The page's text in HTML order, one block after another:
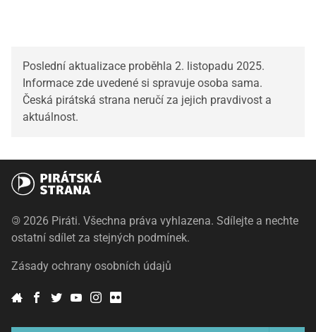
Poslední aktualizace proběhla 2. listopadu 2025.
Informace zde uvedené si spravuje osoba sama.
Česká pirátská strana neručí za jejich pravdivost a
aktuálnost.
© 2026 Piráti. Všechna práva vyhlazena. Sdílejte a nechte
ostatní sdílet za stejných podmínek.
Zásady ochrany osobních údajů